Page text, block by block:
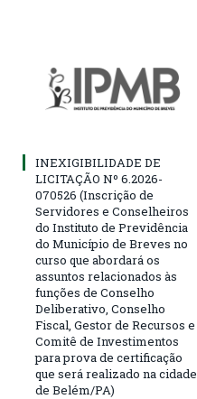
INEXIGIBILIDADE DE
LICITAÇÃO Nº 6.2026-
070526 (Inscrição de
Servidores e Conselheiros
do Instituto de Previdência
do Município de Breves no
curso que abordará os
assuntos relacionados às
funções de Conselho
Deliberativo, Conselho
Fiscal, Gestor de Recursos e
Comitê de Investimentos
para prova de certificação
que será realizado na cidade
de Belém/PA)